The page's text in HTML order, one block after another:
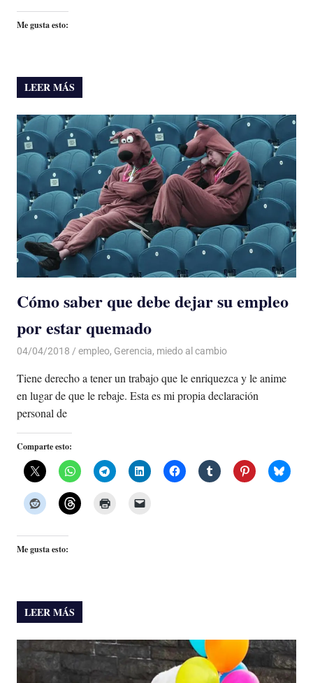
Me gusta esto:
LEER MÁS
Cómo saber que debe dejar su empleo
por estar quemado
04/04/2018 De todo un Poco
empleo, Gerencia, miedo al cambio
Tiene derecho a tener un trabajo que le enriquezca y le anime
en lugar de que le rebaje. Esta es mi propia declaración
personal de
Comparte esto:
Me gusta esto:
LEER MÁS